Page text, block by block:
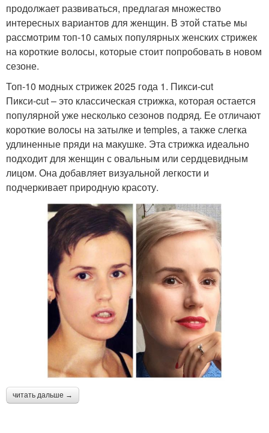
продолжает развиваться, предлагая множество
интересных вариантов для женщин. В этой статье мы
рассмотрим топ-10 самых популярных женских стрижек
на короткие волосы, которые стоит попробовать в новом
сезоне.
Топ-10 модных стрижек 2025 года 1. Пикси-cut
Пикси-cut – это классическая стрижка, которая остается
популярной уже несколько сезонов подряд. Ее отличают
короткие волосы на затылке и temples, а также слегка
удлиненные пряди на макушке. Эта стрижка идеально
подходит для женщин с овальным или сердцевидным
лицом. Она добавляет визуальной легкости и
подчеркивает природную красоту.
читать дальше →